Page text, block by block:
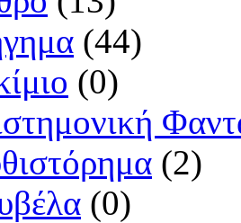
(44)
(0)
(2)
(0)